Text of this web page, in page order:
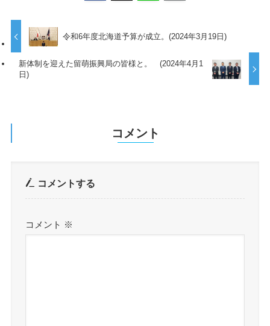
令和6年度北海道予算が成立。(2024年3月19日)
新体制を迎えた留萌振興局の皆様と。 (2024年4月1
日)
コメント
コメントする
コメント ※